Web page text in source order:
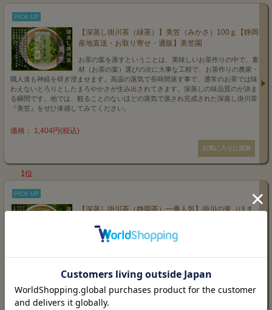
PICK UP
【深蒸し掛川茶（緑茶）】美笠（みかさ）100ｇ【静岡
産地直送・お取り寄せ・通販】美笠園
お茶の葉を蒸すということは、美味しいお茶作りの中で、素
材（お茶の葉）選びの次に大事な工程で、お茶作りの農家・
職人達も神経を研ぎ澄ませます。高温の蒸気で長時間蒸す事で、通常のお茶では味
わえないとろりとしたまろやかさが生み出されてきます。深蒸しの味品質のが決ま
る瞬間です。他では、観ることのないほどの蒸気で蒸され完成された深蒸し掛川茶
『美笠』をぜひ体感してみてください。
価格： 1,404円(税込)
1位
PICK UP
【深蒸し掛川茶（静岡茶）一番人気】掛川の誉（ほま
深蒸し掛川茶（静岡茶）の掛川の誉は、うま味と香り、まろ
産地からお届けする『人気No.1』の深蒸し掛川茶です。
価格： 1,080円(税込)